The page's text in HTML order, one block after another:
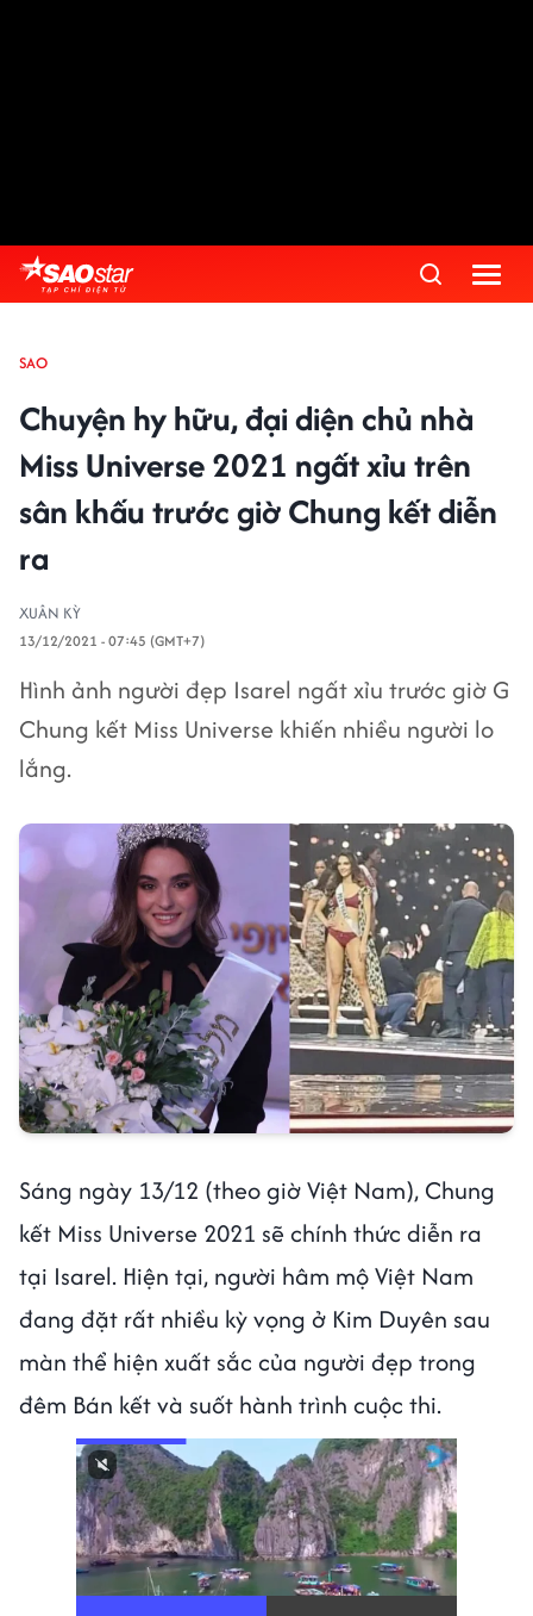
SAO
Chuyện hy hữu, đại diện chủ nhà
Miss Universe 2021 ngất xỉu trên
sân khấu trước giờ Chung kết diễn
ra
XUÂN KỲ
13/12/2021 - 07:45 (GMT+7)
Hình ảnh người đẹp Isarel ngất xỉu trước giờ G
Chung kết Miss Universe khiến nhiều người lo
lắng.
Sáng ngày 13/12 (theo giờ Việt Nam), Chung
kết Miss Universe 2021 sẽ chính thức diễn ra
tại Isarel. Hiện tại, người hâm mộ Việt Nam
đang đặt rất nhiều kỳ vọng ở Kim Duyên sau
màn thể hiện xuất sắc của người đẹp trong
đêm Bán kết và suốt hành trình cuộc thi.